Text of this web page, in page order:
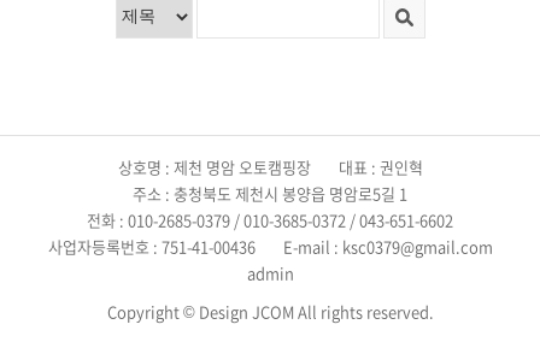
상호명 : 제천 명암 오토캠핑장
대표 : 권인혁
주소 : 충청북도 제천시 봉양읍 명암로5길 1
전화 : 010-2685-0379 / 010-3685-0372 / 043-651-6602
사업자등록번호 : 751-41-00436
E-mail : ksc0379@gmail.com
admin
Copyright © Design JCOM All rights reserved.